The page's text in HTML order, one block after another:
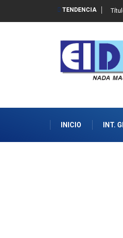
TENDENCIA
INICIO INT.